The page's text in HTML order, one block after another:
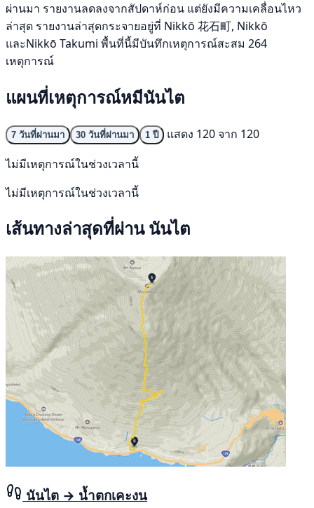
ผ่านมา รายงานลดลงจากสัปดาห์ก่อน แต่ยังมีความเคลื่อนไหว
ล่าสุด รายงานล่าสุดกระจายอยู่ที่ Nikkō 花石町, Nikkō
และNikkō Takumi พื้นที่นี้มีบันทึกเหตุการณ์สะสม 264
เหตุการณ์
แผนที่เหตุการณ์หมีนันไต
7 วันที่ผ่านมา 30 วันที่ผ่านมา 1 ปี
แสดง 120 จาก 120
ไม่มีเหตุการณ์ในช่วงเวลานี้
ไม่มีเหตุการณ์ในช่วงเวลานี้
เส้นทางล่าสุดที่ผ่าน นันไต
นันไต → น้ำตกเคะงน